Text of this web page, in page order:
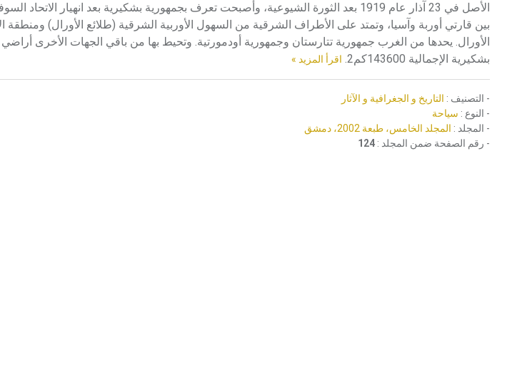
بين قارتي أوربة وآسيا، وتمتد على الأطراف الشرقية من السهول الأوربية الشرقية (طلائع الأورال) ومنطقة
الأورال. يحدها من الغرب جمهورية تتارستان وجمهورية أودمورتية. وتحيط بها من باقي الجهات الأخرى
بشكيرية الإجمالية 143600كم2.
اقرأ المزيد »
- التصنيف : التاريخ و الجغرافية و الآثار
- النوع : سياحة
- المجلد : المجلد الخامس، طبعة 2002، دمشق
- رقم الصفحة ضمن المجلد : 124